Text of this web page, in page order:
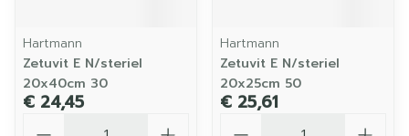
Hartmann
Zetuvit E N/steriel
20x40cm 30
€ 24,45
Hartmann
Zetuvit E N/steriel
20x25cm 50
€ 25,61